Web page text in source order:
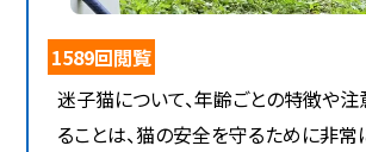
1589回閲覧
迷子猫について、年齢ごとの特徴や
ることは、猫の安全を守るために非常